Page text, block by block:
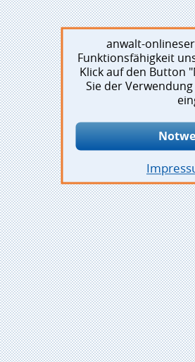
anwalt-
Funktionsfähigkeit
Klick auf den Button
Sie der